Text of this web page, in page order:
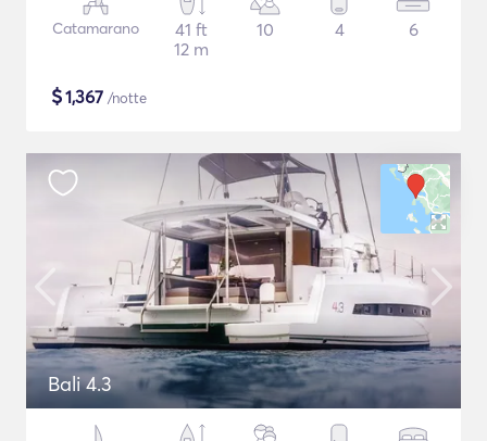
Catamarano
41 ft
12 m
10 4 6
$1,367 /notte
Bali 4.3